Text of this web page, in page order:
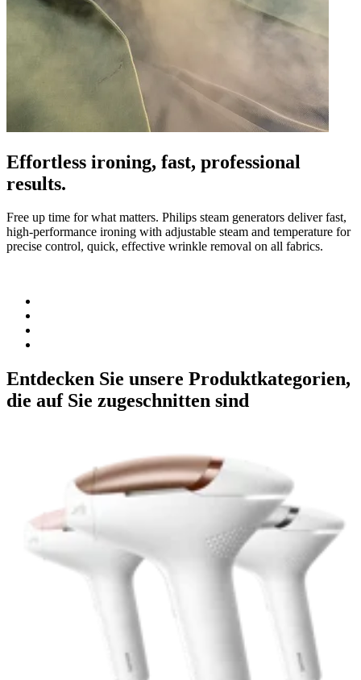
Effortless ironing, fast, professional
results.
Free up time for what matters. Philips steam generators deliver fast,
high-performance ironing with adjustable steam and temperature for
precise control, quick, effective wrinkle removal on all fabrics.
Entdecken Sie unsere Produktkategorien,
die auf Sie zugeschnitten sind